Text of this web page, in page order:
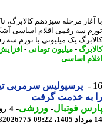
مرحله سیزدهم کالابرگ،
سه رقمی اقلام اساسی آشکار
یک میلیونی با تورم سه
- میلیون تومانی-افزایش
اساسی
پرسپولیس سرمربی تیم
به خدمت گرفت
فوتبال-ورزشی-
4 روز
82026775